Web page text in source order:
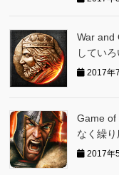
War and
してい
2017年
Game of
なく繰
2017年